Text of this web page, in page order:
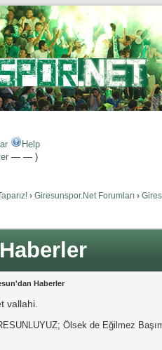
Help
— — )
› Giresunspor.Net Forumları ›
Haberler
vallahi.
Ölsek de Eğilmez